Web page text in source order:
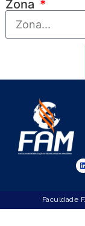
Zona
Faculdade